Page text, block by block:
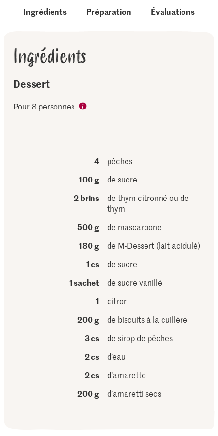
Ingrédients Préparation Évaluations
Ingrédients
Dessert
Pour 8 personnes
4
pêches
100 g
de sucre
2 brins
de thym citronné ou de
thym
500 g
de mascarpone
180 g
de M-Dessert (lait acidulé)
1 cs
de sucre
1 sachet
de sucre vanillé
1
citron
200 g
de biscuits à la cuillère
3 cs
de sirop de pêches
2 cs
d’eau
2 cs
d’amaretto
200 g
d’amaretti secs